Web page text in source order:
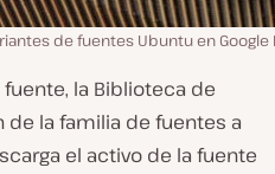
de fuentes Ubuntu en Google
la Biblioteca de
la familia de fuentes a
el activo de la fuente